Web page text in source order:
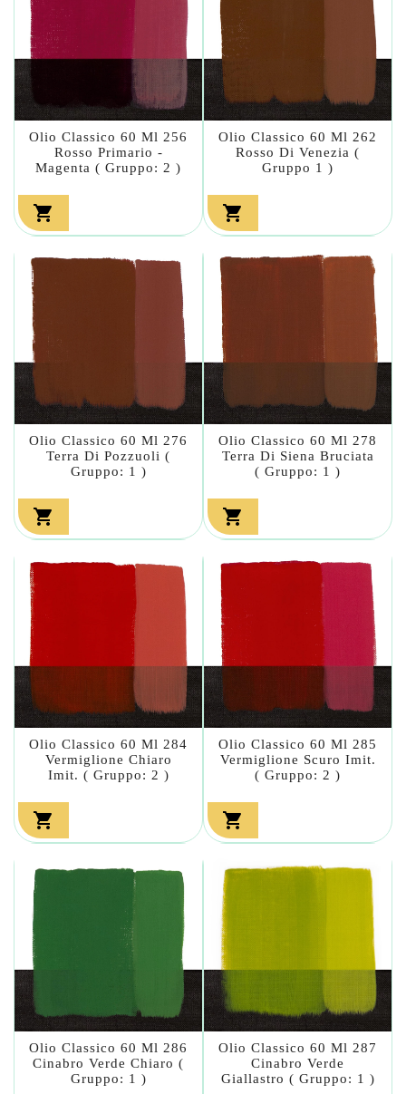
Olio Classico 60 Ml 256
Rosso Primario -
Magenta ( Gruppo: 2 )

Olio Classico 60 Ml 262
Rosso Di Venezia (
Gruppo 1 )

Olio Classico 60 Ml 276
Terra Di Pozzuoli (
Gruppo: 1 )

Olio Classico 60 Ml 278
Terra Di Siena Bruciata
( Gruppo: 1 )

Olio Classico 60 Ml 284
Vermiglione Chiaro
Imit. ( Gruppo: 2 )

Olio Classico 60 Ml 285
Vermiglione Scuro Imit.
( Gruppo: 2 )

Olio Classico 60 Ml 286
Cinabro Verde Chiaro (
Gruppo: 1 )
Olio Classico 60 Ml 287
Cinabro Verde
Giallastro ( Gruppo: 1 )